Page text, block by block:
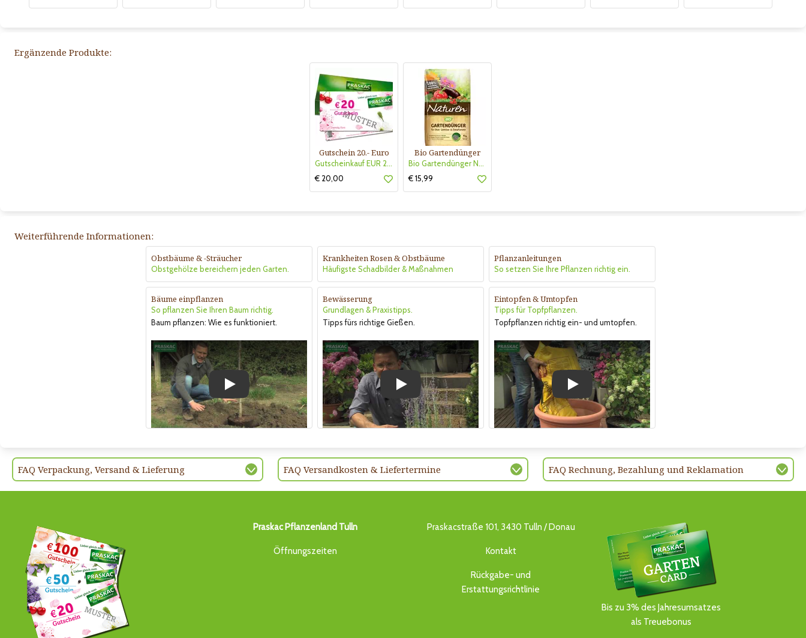
Ergänzende Produkte:
Gutschein 20.- Euro
Gutscheinkauf EUR 20.-
€ 20,00
Bio Gartendünger
Bio Gartendünger Naturen
€ 15,99
Weiterführende Informationen:
Obstbäume & -Sträucher
Obstgehölze bereichern jeden Garten.
Krankheiten Rosen & Obstbäume
Häufigste Schadbilder & Maßnahmen
Pflanzanleitungen
So setzen Sie Ihre Pflanzen richtig ein.
Bäume einpflanzen
So pflanzen Sie Ihren Baum richtig.
Baum pflanzen: Wie es funktioniert.
Play
Bewässerung
Grundlagen & Praxistipps.
Tipps fürs richtige Gießen.
Play
Eintopfen & Umtopfen
Tipps für Topfpflanzen.
Topfpflanzen richtig ein- und umtopfen.
Play
FAQ Verpackung, Versand & Lieferung FAQ Versandkosten & Liefertermine FAQ Rechnung, Bezahlung und Reklamation
Praskac Pflanzenland Tulln
Öffnungszeiten
Praskacstraße 101, 3430 Tulln / Donau
Kontakt
Rückgabe- und
Erstattungsrichtlinie
Bis zu 3% des Jahresumsatzes
als Treuebonus